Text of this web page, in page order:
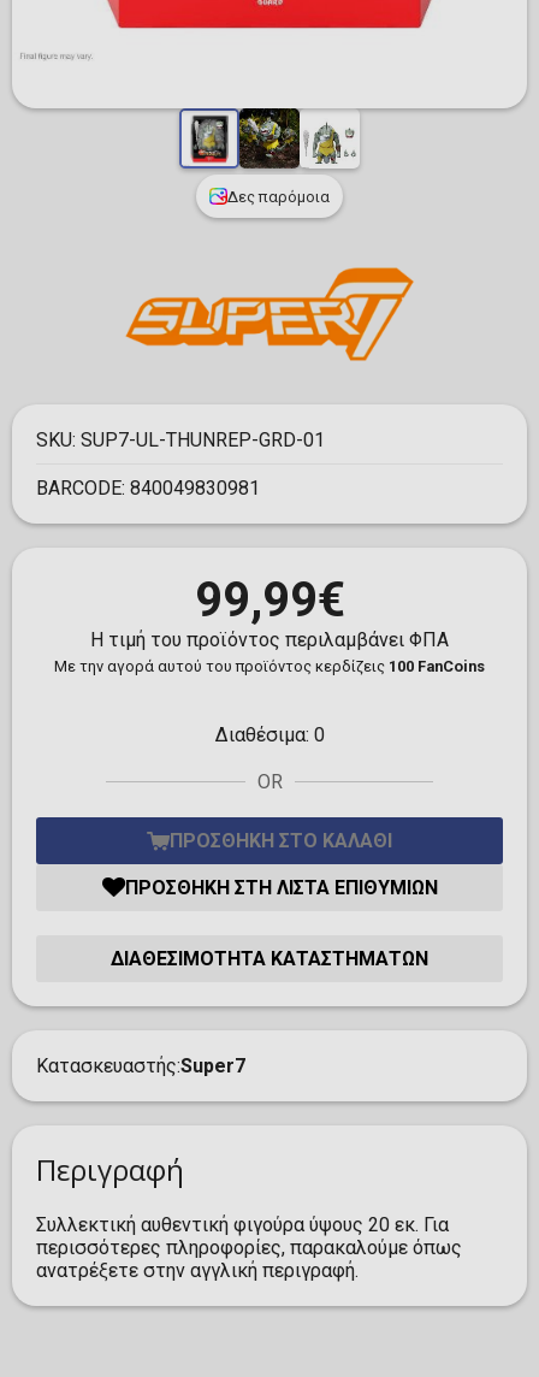
Δες παρόμοια
SKU: SUP7-UL-THUNREP-GRD-01
BARCODE: 840049830981
99,99€
Η τιμή του προϊόντος περιλαμβάνει ΦΠΑ
Με την αγορά αυτού του προϊόντος κερδίζεις 100 FanCoins
Διαθέσιμα: 0
OR
ΠΡΟΣΘΉΚΗ ΣΤΟ ΚΑΛΆΘΙ
ΠΡΟΣΘΉΚΗ ΣΤΗ ΛΊΣΤΑ ΕΠΙΘΥΜΙΏΝ
ΔΙΑΘΕΣΙΜΌΤΗΤΑ ΚΑΤΑΣΤΗΜΆΤΩΝ
Κατασκευαστής Super7
Περιγραφή
Συλλεκτική αυθεντική φιγούρα ύψους 20 εκ. Για
περισσότερες πληροφορίες, παρακαλούμε όπως
ανατρέξετε στην αγγλική περιγραφή.